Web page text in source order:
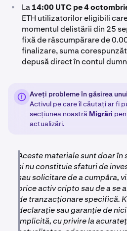
• La14:00 UTC pe 4
ETH utilizatorilor eligibili
momentul delistării din 25
fixă de răscumpărare de
finalizare, suma
depusă direct în contul
Aveți probleme în găsirea
Activul pe care îl căutați ar fi
secțiunea noastră Migrări
actualizări.
Aceste materiale sunt doar
și nu constituie sfaturi de
sau solicitare de a cumpăra,
orice activ cripto sau de a se
de tranzacționare specifică.
declarație sau garanție de
implicită, cu privire la